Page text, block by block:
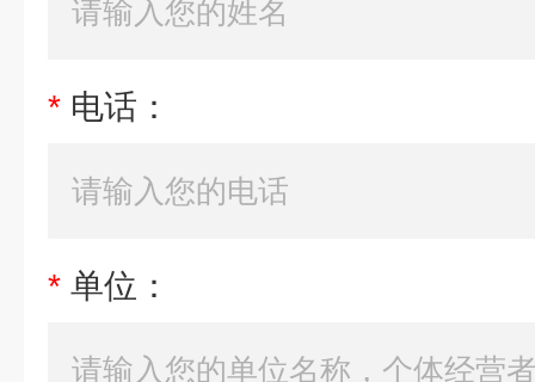
* 电话：
* 单位：